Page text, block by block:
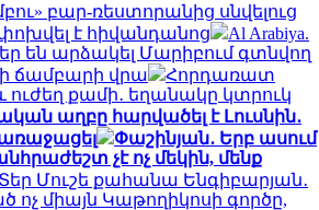
բար-ռեստորանից սնվելուց
է հիվանդանոց
Al Arabiya.
են արձակել Մարիբում գտնվող
ճամբարի վրա
Հորդառատ
քամի․ եղանակը կտրուկ
աղբը հարվածել է Լուսնին․
Փաշինյան․ Երբ ասում
չէ ոչ մեկին, մենք
Տեր Մուշե քահանա Ենգիբարյան․
ոչ միայն Կաթողիկոսի գործը,